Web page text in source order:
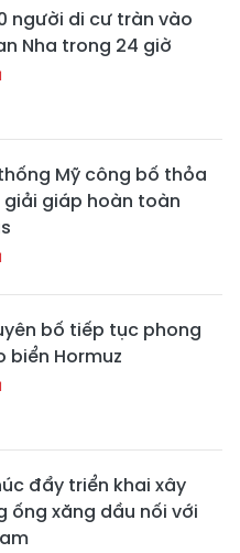
người di cư tràn vào
Nha trong 24 giờ
Mỹ công bố thỏa
giải giáp hoàn toàn
bố tiếp tục phong
biển Hormuz
đẩy triển khai xây
ống xăng dầu nối với